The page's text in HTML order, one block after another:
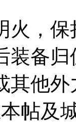
火，
装备
其他
帖及